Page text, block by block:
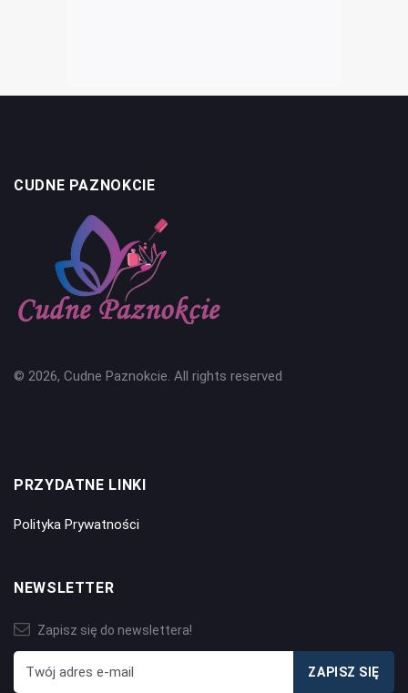
CUDNE PAZNOKCIE
© 2026, Cudne Paznokcie. All rights reserved
PRZYDATNE LINKI
Polityka Prywatności
NEWSLETTER
Zapisz się do newslettera!